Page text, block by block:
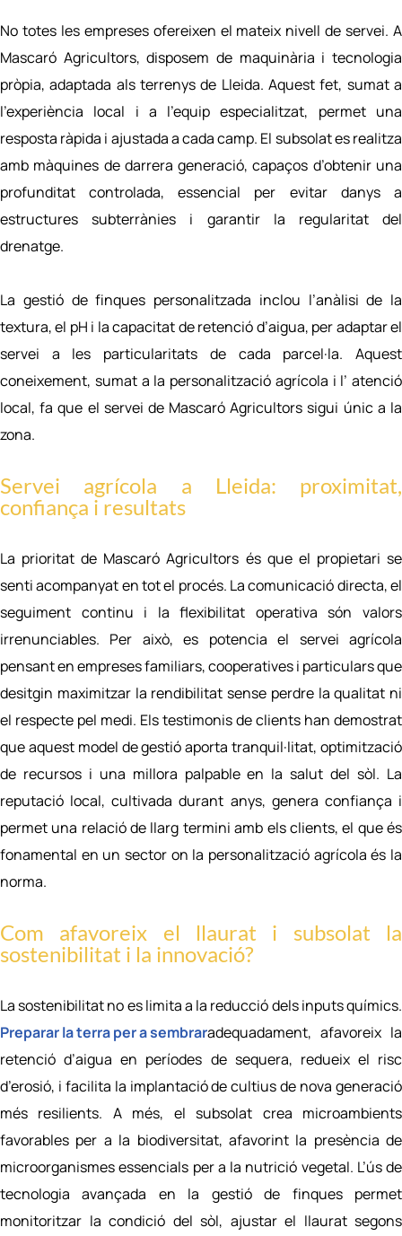
No totes les empreses ofereixen el mateix nivell de servei. A
Mascaró Agricultors, disposem de maquinària i tecnologia
pròpia, adaptada als terrenys de Lleida. Aquest fet, sumat a
l’experiència local i a l’equip especialitzat, permet una
resposta ràpida i ajustada a cada camp. El subsolat es realitza
amb màquines de darrera generació, capaços d’obtenir una
profunditat controlada, essencial per evitar danys a
estructures subterrànies i garantir la regularitat del
drenatge.
La gestió de finques personalitzada inclou l’anàlisi de la
textura, el pH i la capacitat de retenció d’aigua, per adaptar el
servei a les particularitats de cada parcel·la. Aquest
coneixement, sumat a la personalització agrícola i l’ atenció
local, fa que el servei de Mascaró Agricultors sigui únic a la
zona.
Servei agrícola a Lleida: proximitat,
confiança i resultats
La prioritat de Mascaró Agricultors és que el propietari se
senti acompanyat en tot el procés. La comunicació directa, el
seguiment continu i la flexibilitat operativa són valors
irrenunciables. Per això, es potencia el servei agrícola
pensant en empreses familiars, cooperatives i particulars que
desitgin maximitzar la rendibilitat sense perdre la qualitat ni
el respecte pel medi. Els testimonis de clients han demostrat
que aquest model de gestió aporta tranquil·litat, optimització
de recursos i una millora palpable en la salut del sòl. La
reputació local, cultivada durant anys, genera confiança i
permet una relació de llarg termini amb els clients, el que és
fonamental en un sector on la personalització agrícola és la
norma.
Com afavoreix el llaurat i subsolat la
sostenibilitat i la innovació?
La sostenibilitat no es limita a la reducció dels inputs químics.
Preparar la terra per a sembraradequadament, afavoreix la
retenció d’aigua en períodes de sequera, redueix el risc
d’erosió, i facilita la implantació de cultius de nova generació
més resilients. A més, el subsolat crea microambients
favorables per a la biodiversitat, afavorint la presència de
microorganismes essencials per a la nutrició vegetal. L’ús de
tecnologia avançada en la gestió de finques permet
monitoritzar la condició del sòl, ajustar el llaurat segons